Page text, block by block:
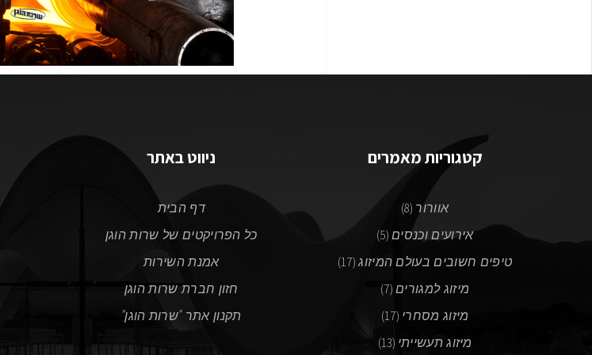
ניווט באתר
דף הבית
כל הפרויקטים של שרות הוגן
אמנת השירות
חזון חברת שרות הוגן
תקנון אתר "שרות הוגן"
קטגוריות מאמרים
אוורור (8)
אירועים וכנסים (5)
טיפים חשובים בעולם המיזוג(17)
מיזוג למגורים(7)
מיזוג מסחרי (17)
מיזוג תעשייתי (13)